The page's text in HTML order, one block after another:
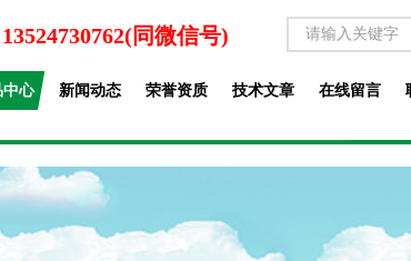
13524730762(同微信号)
中心 新闻动态 荣誉资质 技术文章 在线留言